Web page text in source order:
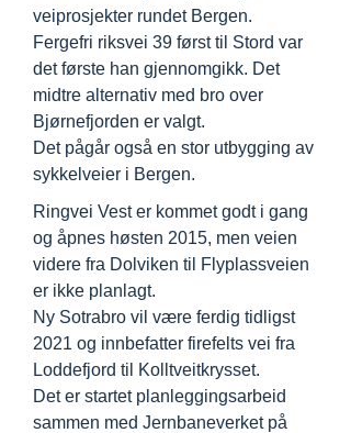
veiprosjekter rundet Bergen.
Fergefri riksvei 39 først til Stord var
det første han gjennomgikk. Det
midtre alternativ med bro over
Bjørnefjorden er valgt.
Det pågår også en stor utbygging av
sykkelveier i Bergen.
Ringvei Vest er kommet godt i gang
og åpnes høsten 2015, men veien
videre fra Dolviken til Flyplassveien
er ikke planlagt.
Ny Sotrabro vil være ferdig tidligst
2021 og innbefatter firefelts vei fra
Loddefjord til Kolltveitkrysset.
Det er startet planleggingsarbeid
sammen med Jernbaneverket på